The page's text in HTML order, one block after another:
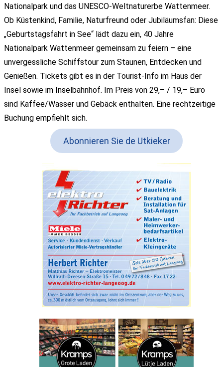
Nationalpark und das UNESCO-Weltnaturerbe Wattenmeer.
Ob Küstenkind, Familie, Naturfreund oder Jubiläumsfan: Diese
„Geburtstagsfahrt in See“ lädt dazu ein, 40 Jahre
Nationalpark Wattenmeer gemeinsam zu feiern – eine
unvergessliche Schiffstour zum Staunen, Entdecken und
Genießen. Tickets gibt es in der Tourist-Info im Haus der
Insel sowie im Inselbahnhof. Im Preis von 29,– / 19,– Euro
sind Kaffee/Wasser und Gebäck enthalten. Eine rechtzeitige
Buchung empfiehlt sich.
Abonnieren Sie de Utkieker